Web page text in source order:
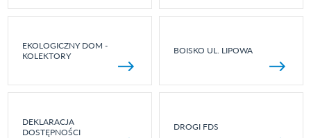
EKOLOGICZNY DOM -
KOLEKTORY
BOISKO UL. LIPOWA
DEKLARACJA
DOSTĘPNOŚCI
DROGI FDS